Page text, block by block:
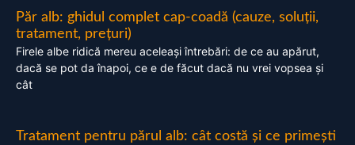
Păr alb: ghidul complet cap-coadă (cauze, soluții,
tratament, prețuri)
Firele albe ridică mereu aceleași întrebări: de ce au apărut,
dacă se pot da înapoi, ce e de făcut dacă nu vrei vopsea și
cât
Tratament pentru părul alb: cât costă și ce primești